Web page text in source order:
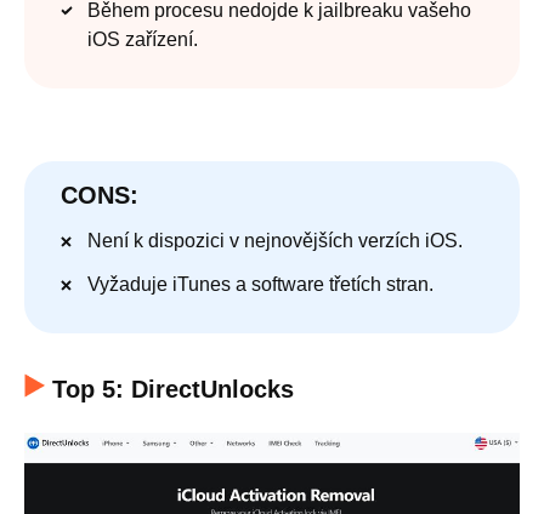
Během procesu nedojde k jailbreaku vašeho
iOS zařízení.
CONS:
Není k dispozici v nejnovějších verzích iOS.
Vyžaduje iTunes a software třetích stran.
Top 5: DirectUnlocks